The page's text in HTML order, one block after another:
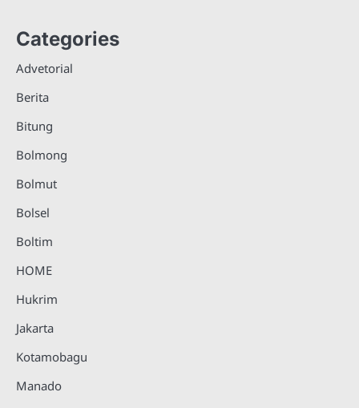
Categories
Advetorial
Berita
Bitung
Bolmong
Bolmut
Bolsel
Boltim
HOME
Hukrim
Jakarta
Kotamobagu
Manado